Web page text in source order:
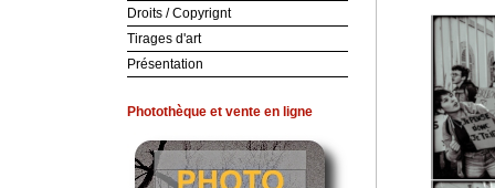
Droits / Copyrignt
Tirages d'art
Présentation
Photothèque et vente en ligne